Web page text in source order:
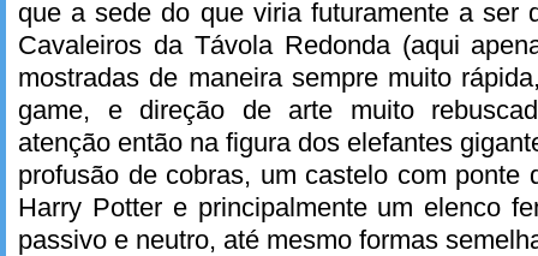
que a sede do que viria futuramente a ser
Cavaleiros da Távola Redonda (aqui
mostradas de maneira sempre muito
game, e direção de arte muito
atenção então na figura dos elefantes
profusão de cobras, um castelo com ponte
Harry Potter e principalmente um elenco
passivo e neutro, até mesmo formas